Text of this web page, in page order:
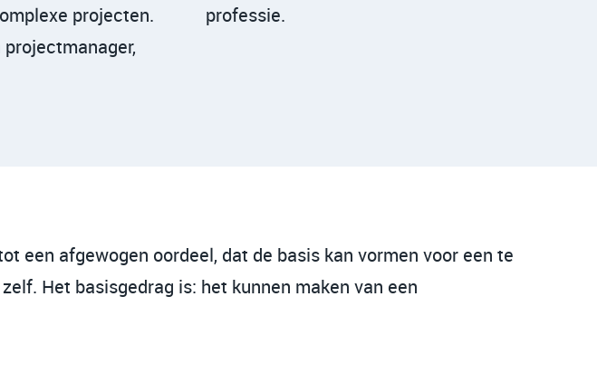
projecten.
professie.
een afgewogen oordeel, dat de basis kan vormen voor een te
Het basisgedrag is: het kunnen maken van een